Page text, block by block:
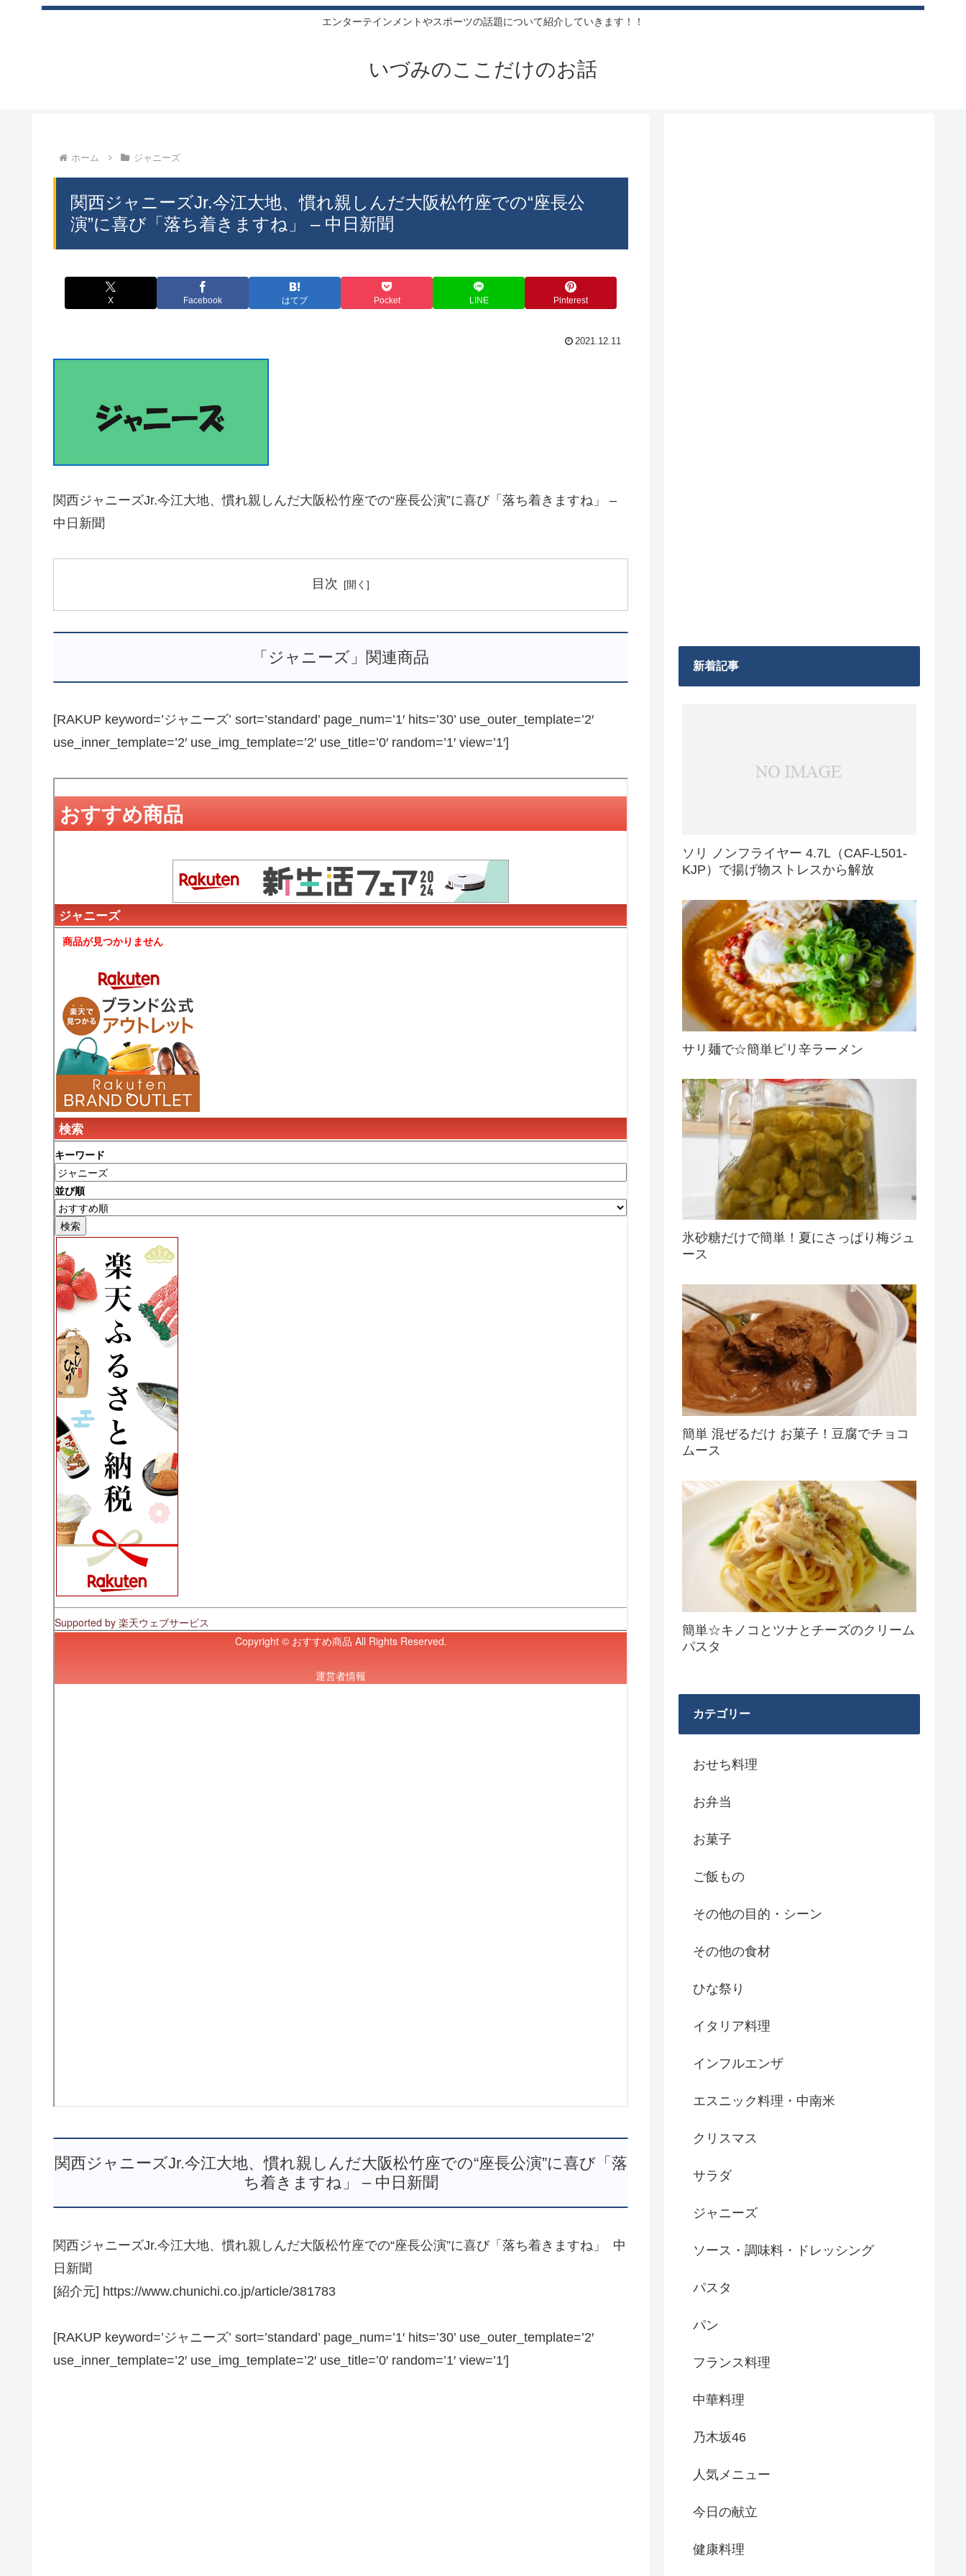
エンターテインメントやスポーツの話題について紹介していきます！！
いづみのここだけのお話
ホーム ジャニーズ
関西ジャニーズJr.今江大地、慣れ親しんだ大阪松竹座での“座長公
演”に喜び「落ち着きますね」 – 中日新聞
X Facebook はてブ Pocket LINE Pinterest
2021.12.11
関西ジャニーズJr.今江大地、慣れ親しんだ大阪松竹座での“座長公演”に喜び「落ち着きますね」 –
中日新聞
目次
「ジャニーズ」関連商品
[RAKUP keyword=’ジャニーズ’ sort=’standard’ page_num=’1′ hits=’30’ use_outer_template=’2′
use_inner_template=’2′ use_img_template=’2′ use_title=’0′ random=’1′ view=’1′]
関西ジャニーズJr.今江大地、慣れ親しんだ大阪松竹座での“座長公演”に喜び「落
ち着きますね」 – 中日新聞
関西ジャニーズJr.今江大地、慣れ親しんだ大阪松竹座での“座長公演”に喜び「落ち着きますね」 中
日新聞
[紹介元] https://www.chunichi.co.jp/article/381783
[RAKUP keyword=’ジャニーズ’ sort=’standard’ page_num=’1′ hits=’30’ use_outer_template=’2′
use_inner_template=’2′ use_img_template=’2′ use_title=’0′ random=’1′ view=’1′]
新着記事
ソリ ノンフライヤー 4.7L（CAF-L501-
KJP）で揚げ物ストレスから解放
サリ麺で☆簡単ピリ辛ラーメン
氷砂糖だけで簡単！夏にさっぱり梅ジュ
ース
簡単 混ぜるだけ お菓子！豆腐でチョコ
ムース
簡単☆キノコとツナとチーズのクリーム
パスタ
カテゴリー
おせち料理
お弁当
お菓子
ご飯もの
その他の目的・シーン
その他の食材
ひな祭り
イタリア料理
インフルエンザ
エスニック料理・中南米
クリスマス
サラダ
ジャニーズ
ソース・調味料・ドレッシング
パスタ
パン
フランス料理
中華料理
乃木坂46
人気メニュー
今日の献立
健康料理